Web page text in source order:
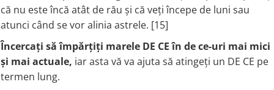
Taurina
Tirozina
Tribulus (Coltii Babei)
Triptofan
Turmeric (Curcumin)
că nu este încă atât de rău și că veți începe de luni sau
atunci când se vor alinia astrele. [15]
Încercați să împărțiți marele DE CE în de ce-uri mai mici
și mai actuale, iar asta vă va ajuta să atingeți un DE CE pe
termen lung.